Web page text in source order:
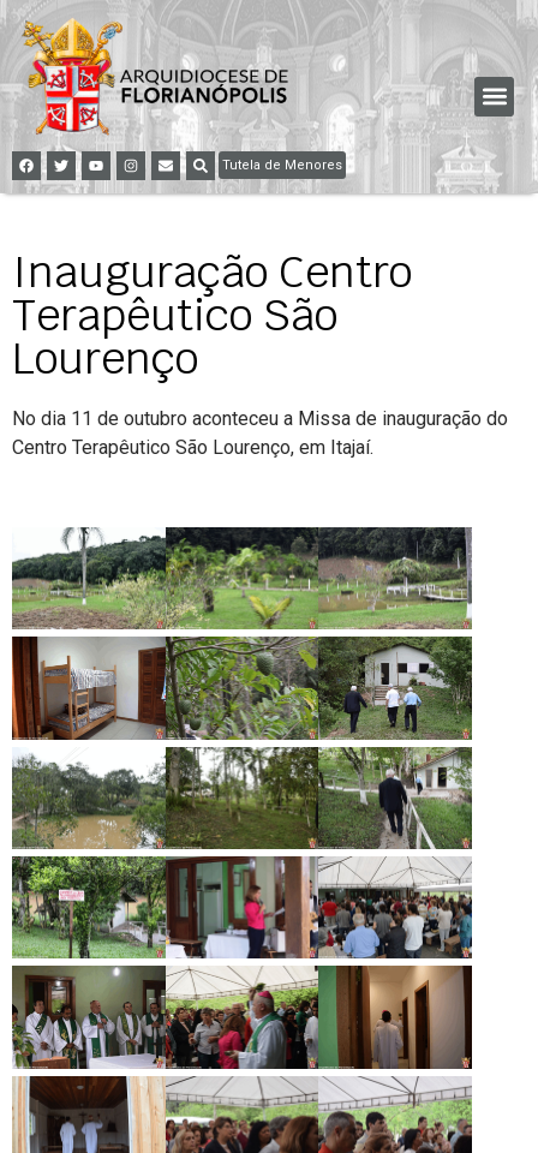
Tutela de Menores
Inauguração Centro
Terapêutico São
Lourenço
No dia 11 de outubro aconteceu a Missa de inauguração do
Centro Terapêutico São Lourenço, em Itajaí.